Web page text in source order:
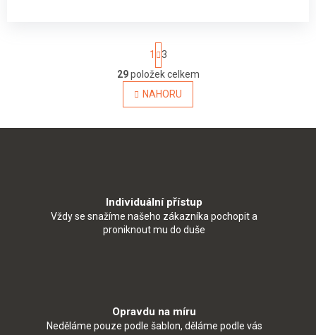
O
v
l
r
v
k
s
u
S
t
r
á
n
k
v
1
3
29položek celkem
NAHORU
Individuální přístup
Vždy se snažíme našeho zákazníka pochopit a
proniknout mu do duše
Opravdu na míru
Neděláme pouze podle šablon, děláme podle vás